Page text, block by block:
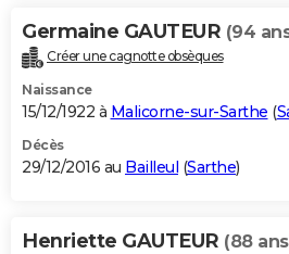
Germaine GAUTEUR (94
Créer une cagnotte obsèques
Naissance
15/12/1922 à Malicorne-sur-Sarthe (
Décès
29/12/2016 au Bailleul (Sarthe)
Henriette GAUTEUR (88